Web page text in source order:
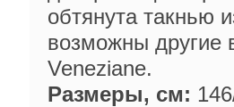
обтянута такнью
возможны другие
Veneziane.
Размеры, см: